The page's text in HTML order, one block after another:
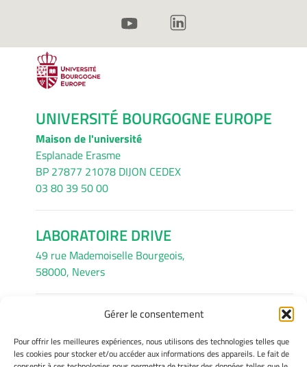
Gérer le consentement
Pour offrir les meilleures expériences, nous utilisons des technologies telles que
les cookies pour stocker et/ou accéder aux informations des appareils. Le fait de
UNIVERSITÉ BOURGOGNE EUROPE
Maison de l'université
Esplanade Erasme
BP 27877 21078 DIJON CEDEX
03 80 39 50 00
LABORATOIRE DRIVE
49 rue Mademoiselle Bourgeois,
58000, Nevers
INFORMATIONS LÉGALES
Mentions légales